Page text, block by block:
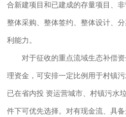
合新建项目和已建成的存量项目、
整体采购、整体签约、整体设计、
利能力。
对于征收的重点流域生态补偿资
理资金，可安排一定比例用于村镇
已在省内投 资运营城市、村镇污水
件下可优先选择。对有现金流、具